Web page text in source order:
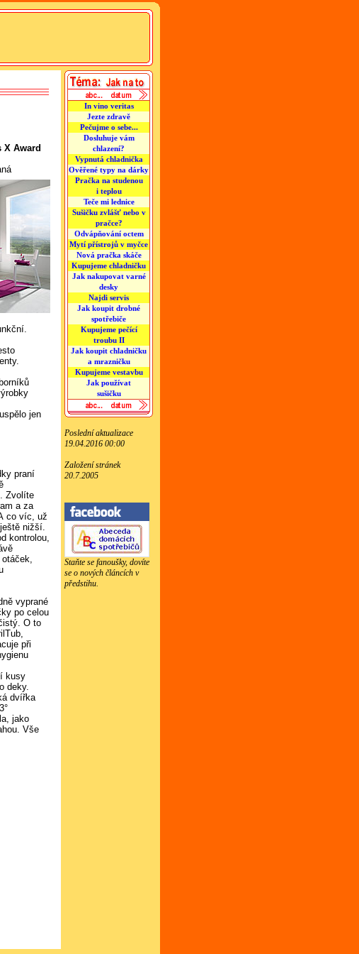
X Award
jen
praní
Zvolíte
a za
co víc, už
nižší.
kontrolou,
vyprané
po celou
O to
při
kusy
deky.
dvířka
jako
Vše
In vino veritas
Jezte zdravě
Pečujme o sebe...
Dosluhuje vám
chlazení?
Vypnutá chladnička
Ověřené typy na dárky
Pračka na studenou
i teplou
Teče mi lednice
Sušičku zvlášť nebo v
pračce?
Odvápňování octem
Mytí přístrojů v myčce
Nová pračka skáče
Kupujeme chladničku
Jak nakupovat varné
desky
Najdi servis
Jak koupit drobné
spotřebiče
Kupujeme pečící
troubu II
Jak koupit chladničku
a mrazničku
Kupujeme vestavbu
Jak používat
sušičku
Poslední aktualizace
19.04.2016 00:00
Založení stránek
20.7.2005
Staňte se fanoušky, dovíte
se o nových článcích v
předstihu.